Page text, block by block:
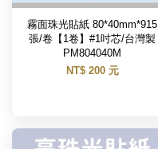
霧面珠光貼紙 80*40mm*915
張/卷【1卷】#1吋芯/台灣製
PM804040M
NT$ 200 元